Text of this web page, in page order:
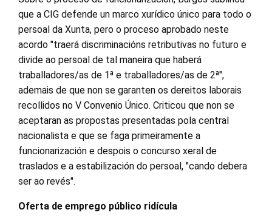
que a CIG defende un marco xurídico único para todo o
persoal da Xunta, pero o proceso aprobado neste
acordo "traerá discriminacións retributivas no futuro e
divide ao persoal de tal maneira que haberá
traballadores/as de 1ª e traballadores/as de 2ª",
ademais de que non se garanten os dereitos laborais
recollidos no V Convenio Único. Criticou que non se
aceptaran as propostas presentadas pola central
nacionalista e que se faga primeiramente a
funcionarización e despois o concurso xeral de
traslados e a estabilización do persoal, "cando debera
ser ao revés".
Oferta de emprego público ridícula